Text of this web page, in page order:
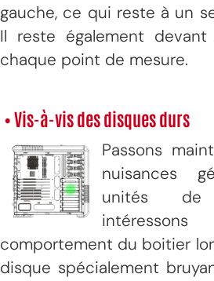
gauche, ce qui reste à un
Il reste également
chaque point de mesure.
• Vis-à-vis des disques durs
Passons
nuisances
unités
comportement du boitier
disque spécialement